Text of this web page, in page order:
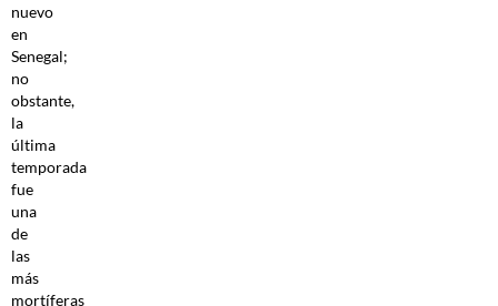
nuevo
en
Senegal;
no
obstante,
la
última
temporada
fue
una
de
las
más
mortíferas